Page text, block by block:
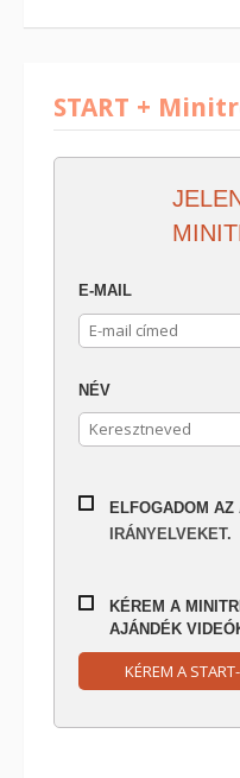
START +
E-MAIL
NÉV
ELFOGADOM AZ
IRÁNYELVEKET.
KÉREM A
AJÁNDÉK
KÉREM A